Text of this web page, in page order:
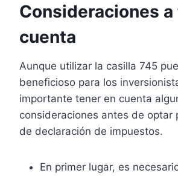
Consideraciones
cuenta
Aunque utilizar la casilla 745
beneficioso para los
importante tener en cuenta
consideraciones antes de optar
de declaración de impuestos.
En primer lugar, es